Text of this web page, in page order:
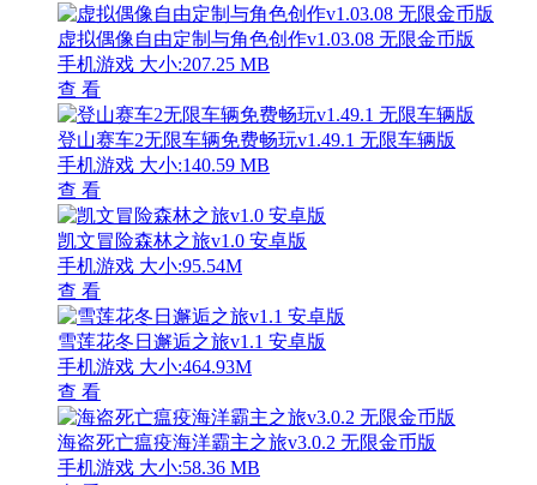
虚拟偶像自由定制与角色创作v1.03.08 无限金币版
手机游戏 大小:207.25 MB
查 看
登山赛车2无限车辆免费畅玩v1.49.1 无限车辆版
手机游戏 大小:140.59 MB
查 看
凯文冒险森林之旅v1.0 安卓版
手机游戏 大小:95.54M
查 看
雪莲花冬日邂逅之旅v1.1 安卓版
手机游戏 大小:464.93M
查 看
海盗死亡瘟疫海洋霸主之旅v3.0.2 无限金币版
手机游戏 大小:58.36 MB